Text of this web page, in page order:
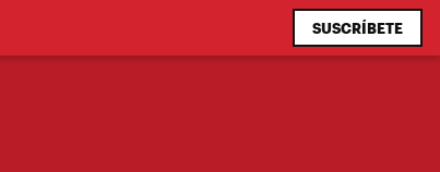
SUSCRÍBETE